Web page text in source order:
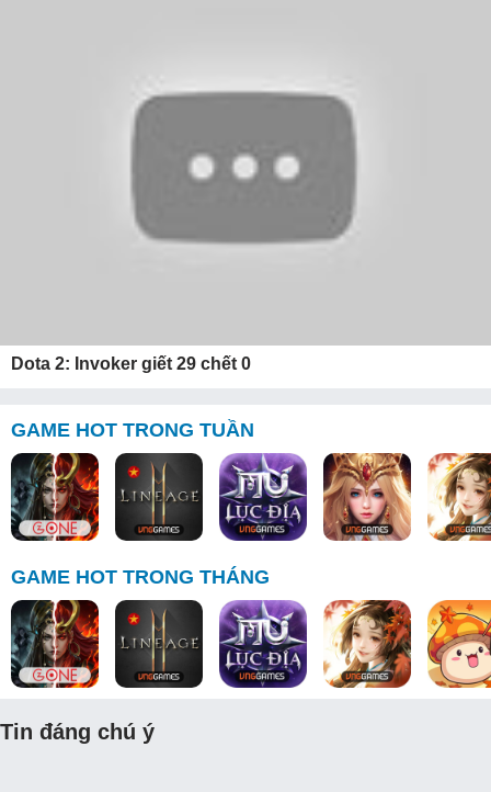
Dota 2: Invoker giết 29 chết 0
GAME HOT TRONG TUẦN
GAME HOT TRONG THÁNG
Tin đáng chú ý